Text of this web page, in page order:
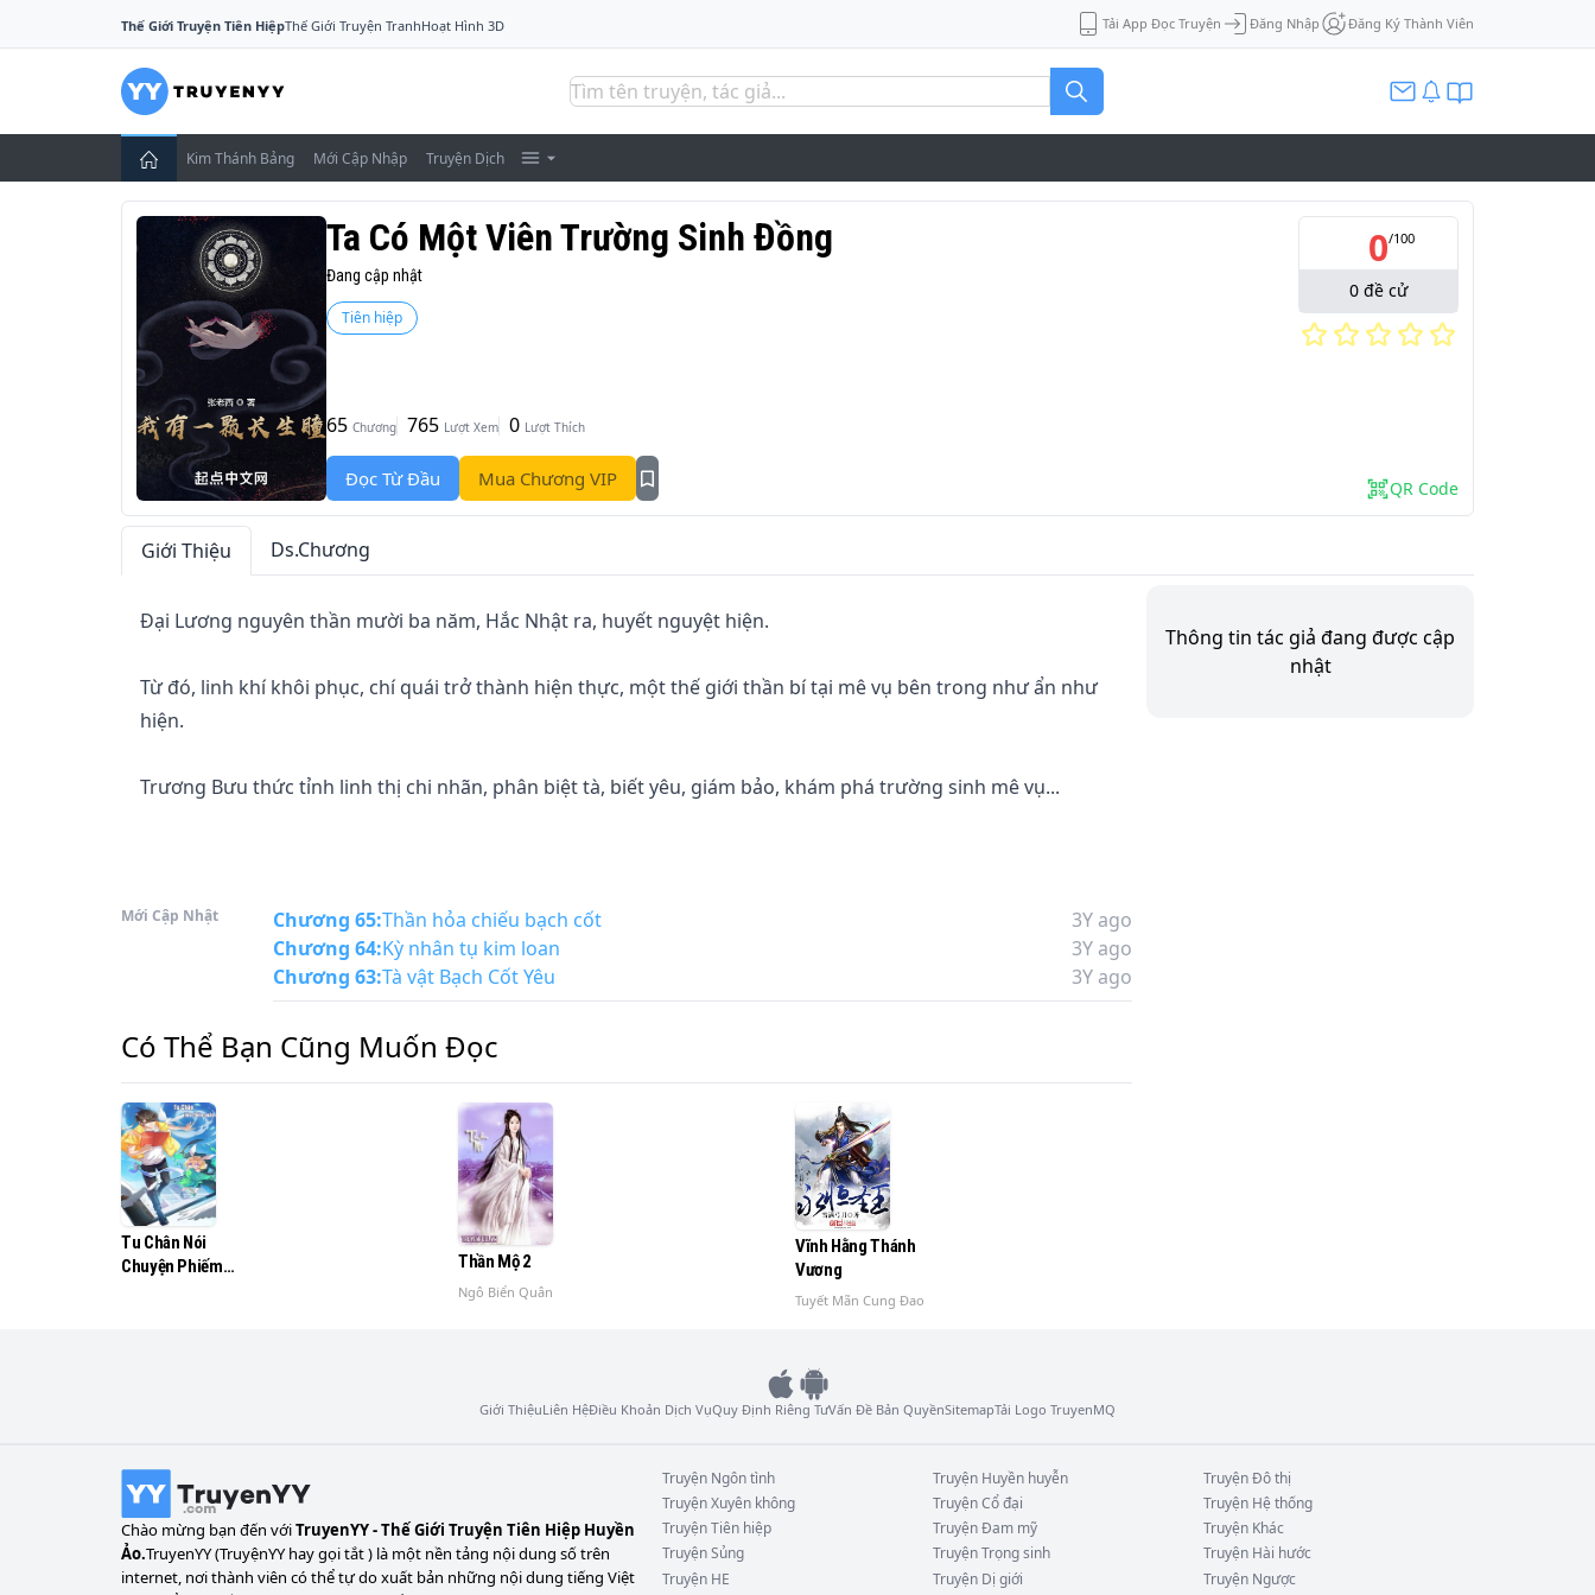
Thế Giới Truyện Tiên HiệpThế Giới Truyện TranhHoạt Hình 3D Tải App Đọc Truyện Đăng Nhập Đăng Ký Thành Viên
Kim Thánh Bảng Mới Cập Nhập Truyện Dịch
Ta Có Một Viên Trường Sinh Đồng
Đang cập nhật
Tiên hiệp
65 Chương 765 Lượt Xem 0 Lượt Thích
Đọc Từ Đầu Mua Chương VIP
0/100
0 đề cử
QR Code
Giới Thiệu Ds.Chương
Đại Lương nguyên thần mười ba năm, Hắc Nhật ra, huyết nguyệt hiện.
Từ đó, linh khí khôi phục, chí quái trở thành hiện thực, một thế giới thần bí tại mê vụ bên trong như ẩn như
hiện.
Trương Bưu thức tỉnh linh thị chi nhãn, phân biệt tà, biết yêu, giám bảo, khám phá trường sinh mê vụ...
Mới Cập Nhật Chương 65:Thần hỏa chiếu bạch cốt
3Y ago
Chương 64:Kỳ nhân tụ kim loan
3Y ago
Chương 63:Tà vật Bạch Cốt Yêu 3Y ago
Có Thể Bạn Cũng Muốn Đọc
Tu Chân Nói
Chuyện Phiếm
Thần Mộ 2
Ngô Biển Quân
Vĩnh Hằng Thánh
Vương
Tuyết Mãn Cung Đao
Thông tin tác giả đang được cập
nhật
Giới ThiệuLiên HệĐiều Khoản Dịch VụQuy Định Riêng TưVấn Đề Bản QuyềnSitemapTải Logo TruyenMQ
Chào mừng bạn đến vớiTruyenYY - Thế Giới Truyện Tiên Hiệp Huyền
Ảo.TruyenYY (TruyệnYY hay gọi tắt ) là một nền tảng nội dung số trên
internet, nơi thành viên có thể tự do xuất bản những nội dung tiếng Việt
Truyện Ngôn tình Truyện Huyền huyễn TruyệnĐô thị
TruyệnXuyên không TruyệnCổ đại Truyện Hệ thống
TruyệnTiên hiệp TruyệnĐam mỹ Truyện Khác
TruyệnSủng TruyệnTrọng sinh Truyện Hài hước
Truyện HE Truyện Dị giới Truyện Ngược